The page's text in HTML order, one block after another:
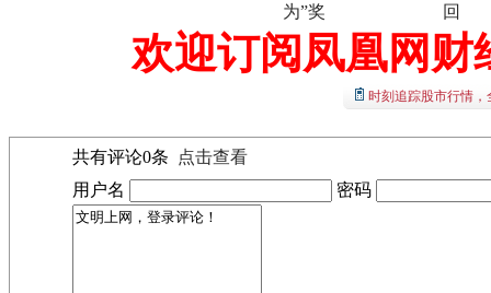
为”奖
回
欢迎订阅凤凰网财
时刻追踪股市行情
共有评论0条
点击查看
用户名
密码